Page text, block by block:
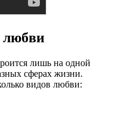
лишь на одной
сферах жизни.
видов любви: